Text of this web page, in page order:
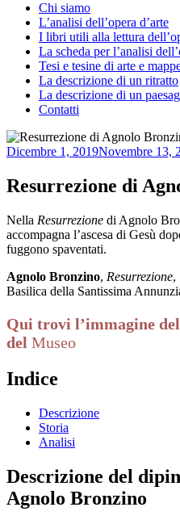
Chi siamo
L’analisi dell’opera d’arte
I libri utili alla lettura
La scheda per l’analisi
Tesi e tesine di arte e
La descrizione di un ritratto
La descrizione di un
Contatti
Pubblicato
Dicembre 1, 2019Novembre 13,
Resurrezione di
Nella Resurrezione di Agnolo
accompagna l’ascesa di Gesù
fuggono spaventati.
Agnolo Bronzino, Resurrezione,
Basilica della Santissima
Qui trovi l’immagine
del Museo
Indice
Descrizione
Storia
Analisi
Descrizione del
Agnolo Bronzino